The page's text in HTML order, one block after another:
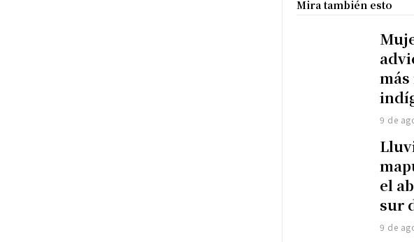
Mira también esto
9 de
el
sur
9 de